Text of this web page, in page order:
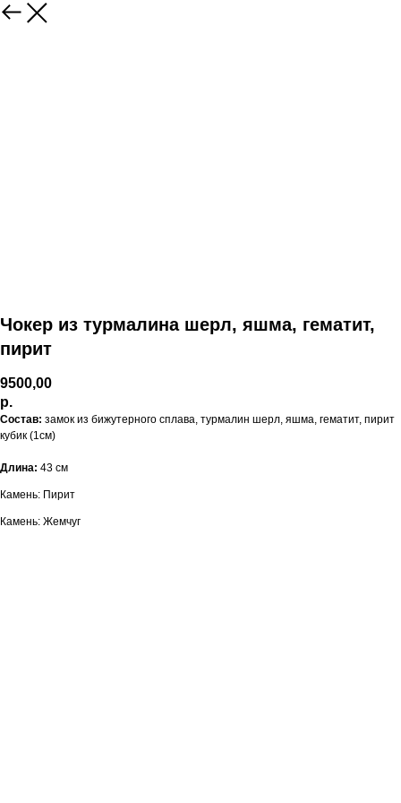
Чокер из турмалина шерл, яшма, гематит,
пирит
9500,00
р.
Состав: замок из бижутерного сплава, турмалин шерл, яшма, гематит, пирит
кубик (1см)
Длина: 43 см
Камень: Пирит
Камень: Жемчуг